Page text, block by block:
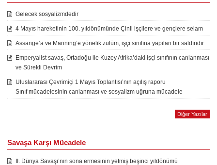
Gelecek sosyalizmdedir
4 Mayıs hareketinin 100. yıldönümünde Çinli işçilere ve gençlere selam
Assange’a ve Manning’e yönelik zulüm, işçi sınıfına yapılan bir saldırıdır
Emperyalist savaş, Ortadoğu ile Kuzey Afrika’daki işçi sınıfının canlanması
ve Sürekli Devrim
Uluslararası Çevrimiçi 1 Mayıs Toplantısı’nın açılış raporu
Sınıf mücadelesinin canlanması ve sosyalizm uğruna mücadele
Diğer Yazılar
Savaşa Karşı Mücadele
II. Dünya Savaşı’nın sona ermesinin yetmiş beşinci yıldönümü